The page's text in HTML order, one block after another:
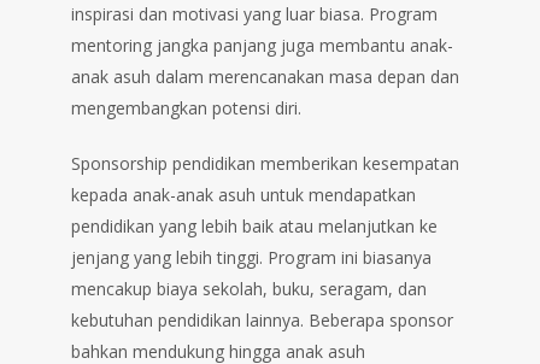
inspirasi dan motivasi yang luar biasa. Program
mentoring jangka panjang juga membantu anak-
anak asuh dalam merencanakan masa depan dan
mengembangkan potensi diri.
Sponsorship pendidikan memberikan kesempatan
kepada anak-anak asuh untuk mendapatkan
pendidikan yang lebih baik atau melanjutkan ke
jenjang yang lebih tinggi. Program ini biasanya
mencakup biaya sekolah, buku, seragam, dan
kebutuhan pendidikan lainnya. Beberapa sponsor
bahkan mendukung hingga anak asuh